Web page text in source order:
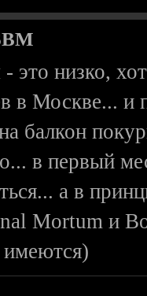
- это низко,
в Москве...
балкон
в первый
а в
Mortum и
имеются)